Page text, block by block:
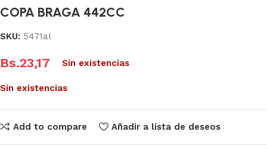
COPA BRAGA 442CC
SKU: 5471al
Bs.23,17 Sin existencias
Sin existencias
Add to compare Añadir a lista de deseos